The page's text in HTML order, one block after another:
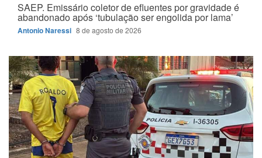
SAEP. Emissário coletor de efluentes por gravidade é
abandonado após ‘tubulação ser engolida por lama’
Antonio Naressi 8 de agosto de 2026